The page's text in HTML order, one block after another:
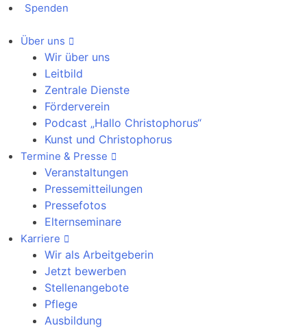
Spenden
Über uns
Wir über uns
Leitbild
Zentrale Dienste
Förderverein
Podcast „Hallo Christophorus“
Kunst und Christophorus
Termine & Presse
Veranstaltungen
Pressemitteilungen
Pressefotos
Elternseminare
Karriere
Wir als Arbeitgeberin
Jetzt bewerben
Stellenangebote
Pflege
Ausbildung